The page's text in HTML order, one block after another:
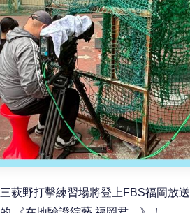
三萩野打擊練習場將登上FBS福岡放送